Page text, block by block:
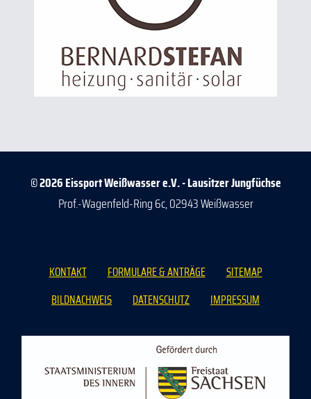
© 2026 Eissport Weißwasser e.V. - Lausitzer Jungfüchse
Prof.-Wagenfeld-Ring 6c, 02943 Weißwasser
KONTAKT FORMULARE & ANTRÄGE
SITEMAP
BILDNACHWEIS
DATENSCHUTZ IMPRESSUM